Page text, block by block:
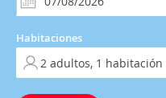
Habitaciones